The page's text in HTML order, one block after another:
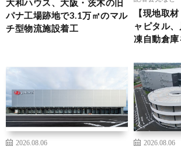
大和ハウス、大阪・茨木の旧
パナ工場跡地で3.1万㎡のマル
チ型物流施設着工
【現地取
ャピタル
凍自動倉
2026.08.06
2026.08.06